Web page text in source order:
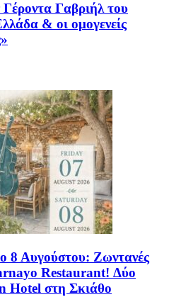
Γαβριήλ του
& οι ομογενείς
8 Αυγούστου: Ζωντανές
Restaurant! Δύο
Hotel στη Σκιάθο